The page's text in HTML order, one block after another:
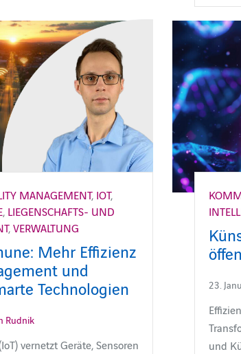
MANAGEMENT, IOT,
, LIEGENSCHAFTS- UND
,VERWALTUNG
Mehr Effizienz
und
Technologien
Rudnik
vernetzt Geräte, Sensoren
23.
und